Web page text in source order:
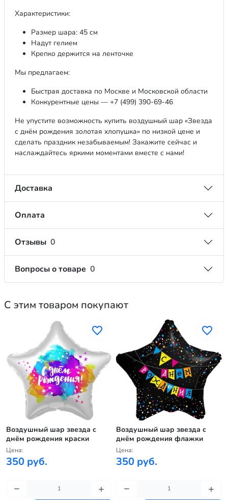
Характеристики:
Размер шара: 45 см
Надут гелием
Крепко держится на ленточке
Мы предлагаем:
Быстрая доставка по Москве и Московской области
Конкурентные цены — +7 (499) 390-69-46
Не упустите возможность купить воздушный шар «Звезда
с днём рождения золотая хлопушка» по низкой цене и
сделать праздник незабываемым! Закажите сейчас и
наслаждайтесь яркими моментами вместе с нами!
Доставка
Оплата
Отзывы 0
Вопросы о товаре 0
С этим товаром покупают
Воздушный шар звезда с
днём рождения краски
Цена:
350 руб.
Воздушный шар звезда с
днём рождения флажки
Цена:
350 руб.